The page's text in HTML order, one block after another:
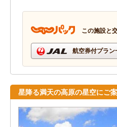
この施設と
航空券付プラン
星降る満天の高原の星空にご